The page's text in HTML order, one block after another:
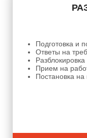
Подготовка и
Ответы на
Разблокировка
Прием на
Постановка на